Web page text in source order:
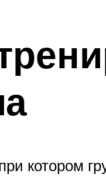
котором